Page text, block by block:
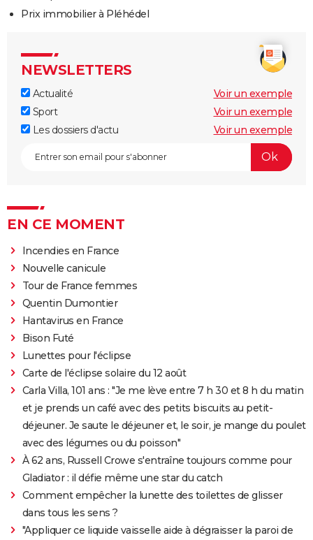
Prix immobilier à Pléhédel
NEWSLETTERS
Actualité
Voir un exemple
Sport
Voir un exemple
Les dossiers d'actu
Voir un exemple
EN CE MOMENT
Incendies en France
Nouvelle canicule
Tour de France femmes
Quentin Dumontier
Hantavirus en France
Bison Futé
Lunettes pour l'éclipse
Carte de l'éclipse solaire du 12 août
Carla Villa, 101 ans : "Je me lève entre 7 h 30 et 8 h du matin
et je prends un café avec des petits biscuits au petit-
déjeuner. Je saute le déjeuner et, le soir, je mange du poulet
avec des légumes ou du poisson"
À 62 ans, Russell Crowe s'entraîne toujours comme pour
Gladiator : il défie même une star du catch
Comment empêcher la lunette des toilettes de glisser
dans tous les sens ?
"Appliquer ce liquide vaisselle aide à dégraisser la paroi de